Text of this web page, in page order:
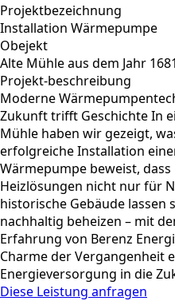
Projektbezeichnung
Installation Wärmepumpe
Obejekt
Alte Mühle aus dem Jahr 1681
Projekt-beschreibung
Moderne
Zukunft trifft Geschichte In
Mühle haben wir gezeigt,
erfolgreiche Installation
Wärmepumpe beweist,
Heizlösungen nicht nur für
historische Gebäude lassen
nachhaltig beheizen – mit
Erfahrung von Berenz
Charme der Vergangenheit
Energieversorgung in die
Diese Leistung anfragen